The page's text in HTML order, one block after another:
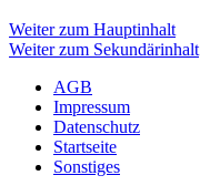
Weiter zum Hauptinhalt
Weiter zum Sekundärinhalt
AGB
Impressum
Datenschutz
Startseite
Sonstiges